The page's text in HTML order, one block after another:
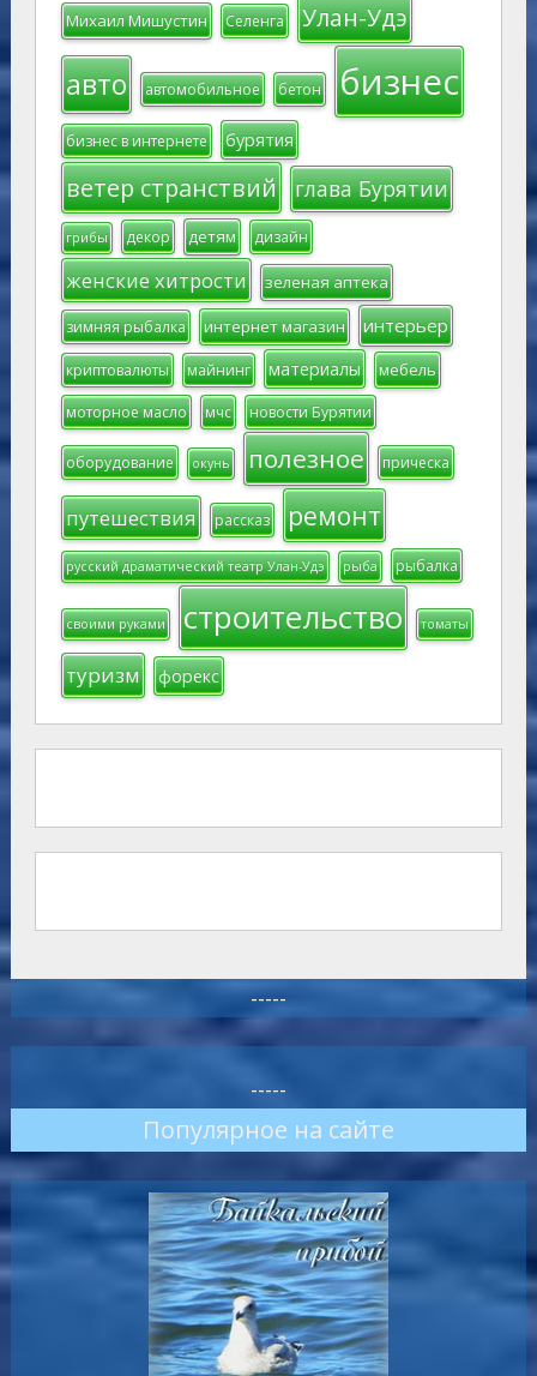
Михаил Мишустин Селенга Улан-Удэ
авто автомобильное бетон бизнес
бизнес в интернете бурятия
ветер странствий глава Бурятии
грибы декор детям дизайн
женские хитрости зеленая аптека
зимняя рыбалка интернет магазин интерьер
криптовалюты майнинг материалы мебель
моторное масло мчс новости Бурятии
оборудование окунь полезное прическа
путешествия рассказ ремонт
русский драматический театр Улан-Удэ рыба рыбалка
своими руками строительство томаты
туризм форекс
-----
-----
Популярное на сайте